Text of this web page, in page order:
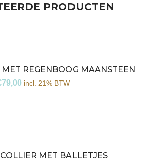
PRODUCTEN
REGENBOOG MAANSTEEN
79,00 incl. 21% BTW
MET BALLETJES